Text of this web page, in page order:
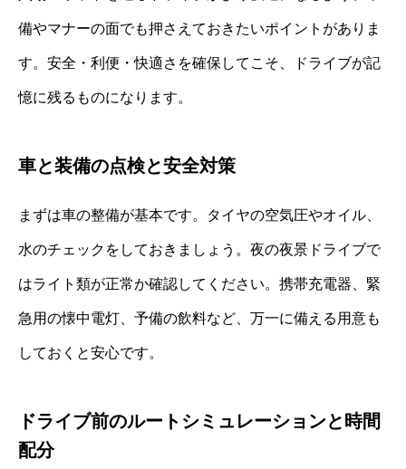
備やマナーの面でも押さえておきたいポイントがありま
す。安全・利便・快適さを確保してこそ、ドライブが記
憶に残るものになります。
車と装備の点検と安全対策
まずは車の整備が基本です。タイヤの空気圧やオイル、
水のチェックをしておきましょう。夜の夜景ドライブで
はライト類が正常か確認してください。携帯充電器、緊
急用の懐中電灯、予備の飲料など、万一に備える用意も
しておくと安心です。
ドライブ前のルートシミュレーションと時間
配分